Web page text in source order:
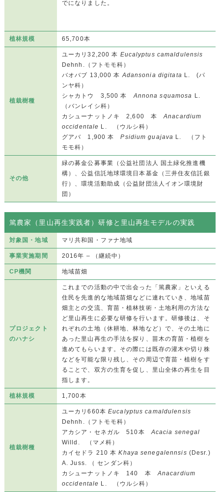
でになりました。
植林規模 65,700本
植栽樹種
ユーカリ32,200 本 Eucalyptus camaldulensis
Dehnh.（フトモモ科）
バオバブ 13,000 本 Adansonia digitata L. (パ
ンヤ科）
シャカトウ 3,500 本 Annona squamosa L.
（バンレイシ科）
カシューナットノキ 2,600 本Anacardium
occidentale L. （ウルシ科）
グアバ 1,900 本Psidium guajava L. （フト
モモ科）
その他
緑の募金公募事業（公益社団法人 国土緑化推進機
構）、公益信託地球環境日本基金（三井住友信託銀
行）、環境活動助成（公益財団法人イオン環境財
団）
篤農家（里山再生実践者）研修と里山再生モデルの実践
対象国・地域 マリ共和国・ファナ地域
事業実施期間 2016年 – （継続中）
CP機関 地域苗畑
プロジェクト
のハナシ
これまでの活動の中で出会った「篤農家」といえる
住民を先進的な地域苗畑などに連れていき、地域苗
畑主との交流、育苗・植林技術・土地利用の方法な
ど里山再生に必要な研修を行います。研修後は、そ
れぞれの土地（休耕地、林地など）で、その土地に
あった里山再生の手法を探り、苗木の育苗・植樹を
進めてもらいます。その際には既存の灌木や切り株
などを可能な限り残し、その周辺で育苗・植樹をす
ることで、双方の生育を促し、里山全体の再生を目
指します。
植林規模 1,700本
植栽樹種
ユーカリ660本Eucalyptus camaldulensis
Dehnh.（フトモモ科）
アカシア・セネガル 510本 Acacia senegal
Willd. （マメ科）
カイセドラ 210 本Khaya senegalennsis (Desr.)
A. Juss. （ センダン科）
カシューナットノキ 140 本 Anacardium
occidentale L. （ウルシ科）